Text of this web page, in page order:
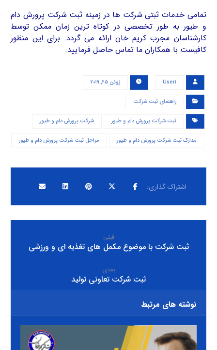
تمامی خدمات ثبتی شرکت ها در زمینه ثبت شرکت پرورش دام
و طیور به طور تخصصی در کوتاه ترین زمان ممکن توسط
کارشناسان مجرب کریم خان ارائه می گردد. برای این منظور
کافیست با همکاران ما تماس حاصل فرمایید.
User۱ ژوئن ۲۵, ۲۰۱۹
راهنمای ثبت شرکت
ثبت شرکت پرورش دام و طیور شرکت پرورش دام و طیور
مدارک ثبت شرکت پرورش دام و طیور مراحل ثبت شرکت پرورش دام و طیور
قبلی
ثبت شرکت با موضوع مکمل های تغذیه ای و ورزشی
بعدی
ثبت شرکت تعاونی تولید
نوشته های مرتبط